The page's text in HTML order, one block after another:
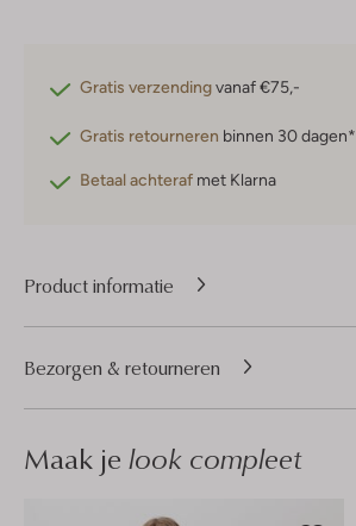
Gratis verzendingvanaf €75,-
Gratis retourneren binnen 30 dagen*
Betaal achteraf met Klarna
Product informatie
Bezorgen & retourneren
Maak je look compleet